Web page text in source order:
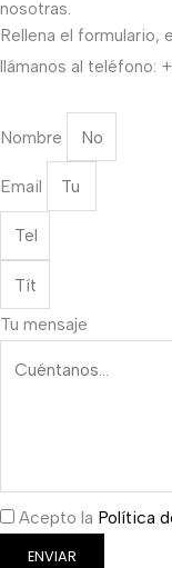
nosotras.
Rellena el formulario,
llámanos al teléfono:
Nombre
Email
Tu mensaje
Acepto la Política
ENVIAR